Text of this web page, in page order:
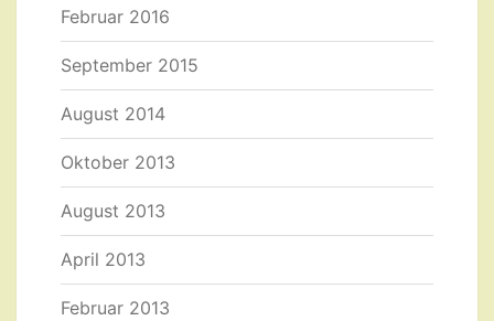
Februar 2016
September 2015
August 2014
Oktober 2013
August 2013
April 2013
Februar 2013